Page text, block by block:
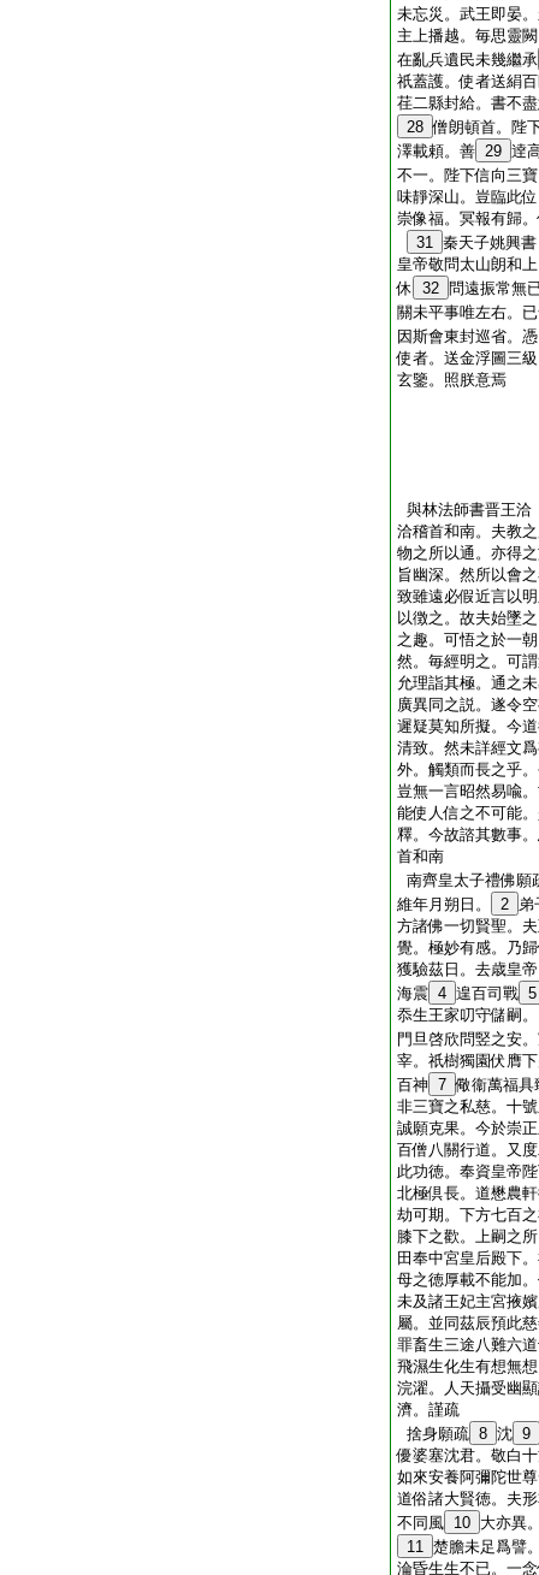
未忘災。武王即晏
主上播越。毎思靈
在亂兵遺民未幾繼承
祇蓋護。使者送絹
荏二縣封給。書不
28 僧朗頓首。陛
澤載頼。善 29 逹
不一。陛下信向三
味靜深山。豈臨此
崇像福。冥報有歸
31 秦天子姚興書
皇帝敬問太山朗和
休 32 問遠振常無
關未平事唯左右。
因斯會東封巡省。
使者。送金浮圖三
玄鑒。照朕意焉
與林法師書晋王洽
洽稽首和南。夫教
物之所以通。亦得
旨幽深。然所以會
致雖遠必假近言以
以徴之。故夫始墜
之趣。可悟之於一
然。毎經明之。可
允理詣其極。通之
廣異同之説。遂令
遲疑莫知所擬。今
清致。然未詳經文
外。觸類而長之乎
豈無一言昭然易喩
能使人信之不可能
釋。今故諮其數事
首和南
南齊皇太子禮佛願
維年月朔日。
2 弟
方諸佛一切賢聖。
覺。極妙有感。乃
獲驗茲日。去歳皇
海震 4 遑百司戰 5
忝生王家叨守儲嗣
門旦啓欣問竪之安
宰。祇樹獨園伏膺
百神 7 儆衞萬福具
非三寶之私慈。十
誠願克果。今於崇
百僧八關行道。又
此功徳。奉資皇帝
北極倶長。道懋農
劫可期。下方七百
膝下之歡。上嗣之
田奉中宮皇后殿下
母之徳厚載不能加
未及諸王妃主宮掖
屬。並同茲辰預此
罪畜生三途八難六
飛濕生化生有想無
浣濯。人天攝受幽
濟。謹疏
捨身願疏 8 沈 9
優婆塞沈君。敬白
如來安養阿彌陀世
道俗諸大賢徳。夫
不同風 10 大亦異
11 楚膽未足爲譬
淪昏生生不已。一